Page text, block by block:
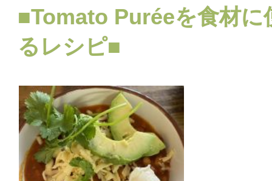
■Tomato Puréeを食材に
るレシピ■